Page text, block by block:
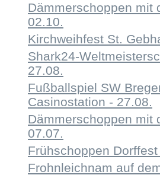
Dämmerschoppen mit
02.10.
Kirchweihfest St.
Shark24-
27.08.
Fußballspiel SW
Casinostation - 27.08.
Dämmerschoppen mit
07.07.
Frühschoppen
Frohnleichnam auf